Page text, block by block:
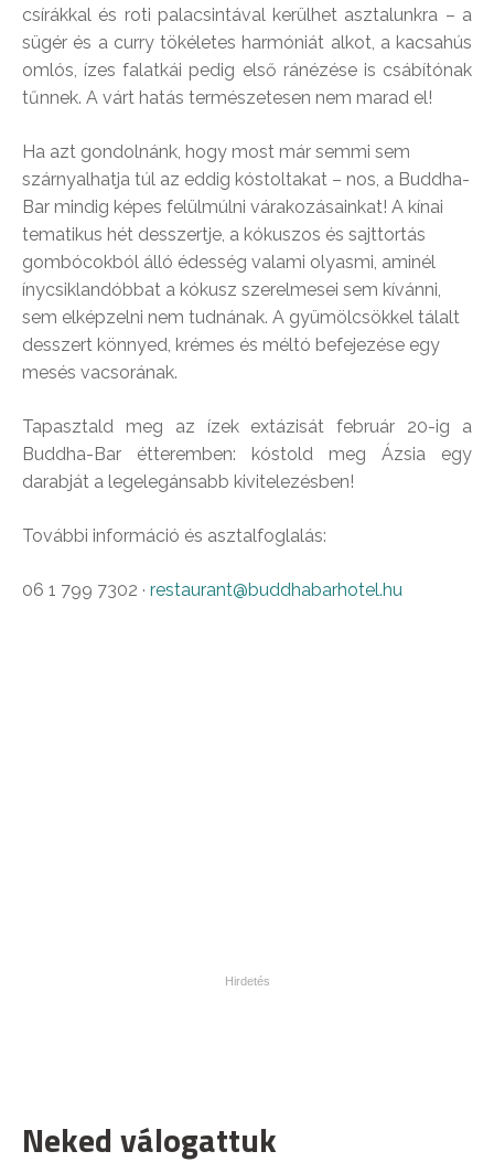
csírákkal és roti palacsintával kerülhet asztalunkra – a
sügér és a curry tökéletes harmóniát alkot, a kacsahús
omlós, ízes falatkái pedig első ránézése is csábítónak
tűnnek. A várt hatás természetesen nem marad el!
Ha azt gondolnánk, hogy most már semmi sem
szárnyalhatja túl az eddig kóstoltakat – nos, a Buddha-
Bar mindig képes felülmúlni várakozásainkat! A kínai
tematikus hét desszertje, a kókuszos és sajttortás
gombócokból álló édesség valami olyasmi, aminél
ínycsiklandóbbat a kókusz szerelmesei sem kívánni,
sem elképzelni nem tudnának. A gyümölcsökkel tálalt
desszert könnyed, krémes és méltó befejezése egy
mesés vacsorának.
Tapasztald meg az ízek extázisát február 20-ig a
Buddha-Bar étteremben: kóstold meg Ázsia egy
darabját a legelegánsabb kivitelezésben!
További információ és asztalfoglalás:
06 1 799 7302 · restaurant@buddhabarhotel.hu
Neked válogattuk